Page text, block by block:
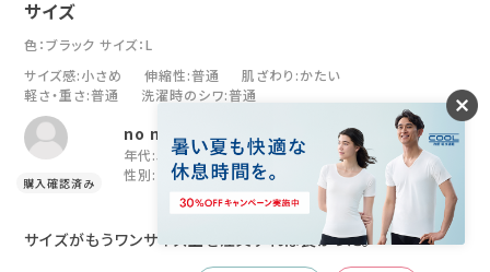
サイズ
色：ブラック サイズ：L
サイズ感:小さめ 伸縮性:普通 肌ざわり :かたい
軽さ・重さ:普通 洗濯時のシワ:普通
no name
年代:50代 購入目的:肩コリ改善
性別:
女性 身長:166～170cm
サイズがもうワンサイズ上を注文すれば良かった。